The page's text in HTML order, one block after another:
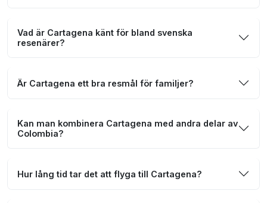
Vad är Cartagena känt för bland svenska
resenärer?
Är Cartagena ett bra resmål för familjer?
Kan man kombinera Cartagena med andra delar av
Colombia?
Hur lång tid tar det att flyga till Cartagena?